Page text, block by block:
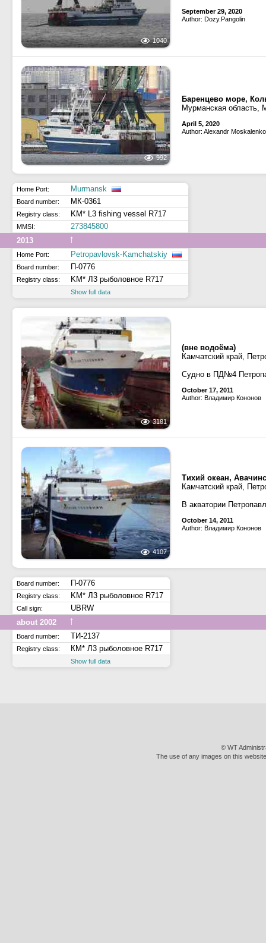
1040
September 29, 2020
Author: Dozy.Pangolin
992
Баренцево море,
Мурманская область,
April 5, 2020
Author: Alexandr Moskalenko
Home Port: Murmansk
Board number: МК-0361
Registry class: KM* L3 fishing vessel R717
MMSI:
273845800
2013
↑
Home Port: Petropavlovsk-Kamchatskiy
Board number: П-0776
Registry class: KM* Л3 рыболовное R717
Show full data
3181
(вне водоёма)
Камчатский край,
Судно в ПД№4
October 17, 2011
Author: Владимир Кононов
4107
Тихий океан,
Камчатский край,
В акватории
October 14, 2011
Author: Владимир Кононов
Board number: П-0776
Registry class: KM* Л3 рыболовное R717
Call sign:
UBRW
about 2002
↑
Board number: ТИ-2137
Registry class: КМ* Л3 рыболовное R717
Show full data
© WT
The use of any images on this